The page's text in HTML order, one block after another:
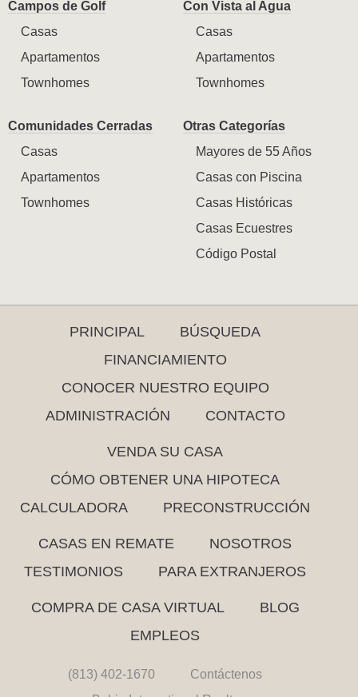
Campos de Golf
Casas
Apartamentos
Townhomes
Con Vista al Agua
Casas
Apartamentos
Townhomes
Comunidades Cerradas
Casas
Apartamentos
Townhomes
Otras Categorías
Mayores de 55 Años
Casas con Piscina
Casas Históricas
Casas Ecuestres
Código Postal
PRINCIPAL
BÚSQUEDA
FINANCIAMIENTO
CONOCER NUESTRO EQUIPO
ADMINISTRACIÓN
CONTACTO
VENDA SU CASA
CÓMO OBTENER UNA HIPOTECA
CALCULADORA
PRECONSTRUCCIÓN
CASAS EN REMATE
NOSOTROS
TESTIMONIOS
PARA EXTRANJEROS
COMPRA DE CASA VIRTUAL
BLOG
EMPLEOS
(813) 402-1670
Contáctenos